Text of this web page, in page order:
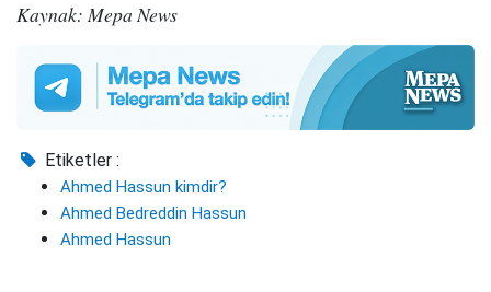
Kaynak: Mepa News
Etiketler :
Ahmed Hassun kimdir?
Ahmed Bedreddin Hassun
Ahmed Hassun